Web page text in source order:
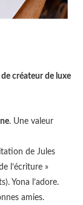
créateur de luxe
. Une valeur
de Jules
l’écriture »
Yona l’adore.
amies.